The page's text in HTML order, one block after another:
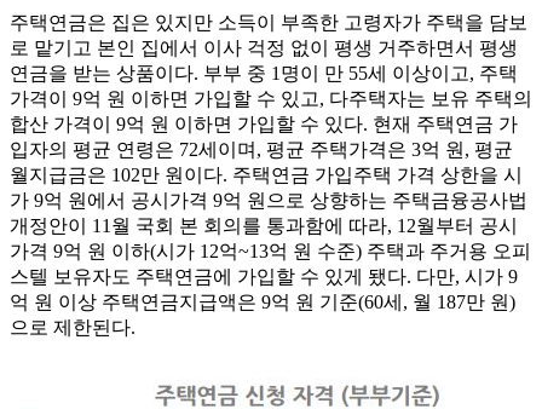
주택연금은 집은 있지만 소득이 부족한 고령자가 주택을 담보
로 맡기고 본인 집에서 이사 걱정 없이 평생 거주하면서 평생
연금을 받는 상품이다. 부부 중 1명이 만 55세 이상이고, 주택
가격이 9억 원 이하면 가입할 수 있고, 다주택자는 보유 주택의
합산 가격이 9억 원 이하면 가입할 수 있다. 현재 주택연금 가
입자의 평균 연령은 72세이며, 평균 주택가격은 3억 원, 평균
월지급금은 102만 원이다. 주택연금 가입주택 가격 상한을 시
가 9억 원에서 공시가격 9억 원으로 상향하는 주택금융공사법
개정안이 11월 국회 본 회의를 통과함에 따라, 12월부터 공시
가격 9억 원 이하(시가 12억~13억 원 수준) 주택과 주거용 오피
스텔 보유자도 주택연금에 가입할 수 있게 됐다. 다만, 시가 9
억 원 이상 주택연금지급액은 9억 원 기준(60세, 월 187만 원)
으로 제한된다.